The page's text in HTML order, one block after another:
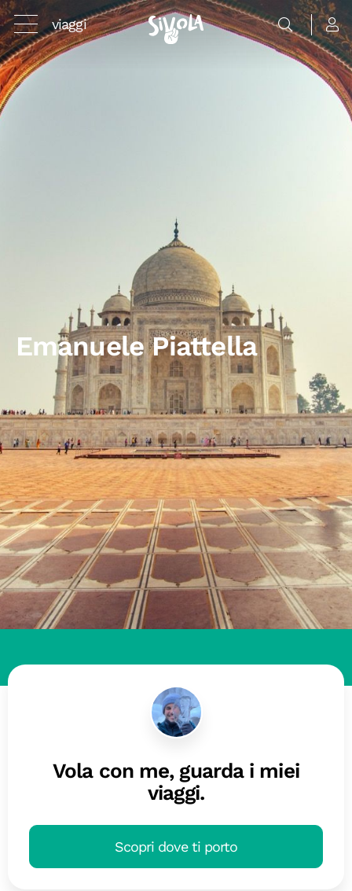
viaggi
Emanuele Piattella
Vola con me, guarda i miei
viaggi.
Scopri dove ti porto